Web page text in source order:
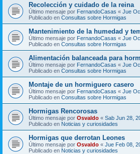
Recolección y cuidado de la reina
Último mensaje por FernandoCasas « Jue
Publicado en Consultas sobre Hormigas
Mantenimiento de la humedad y
Último mensaje por FernandoCasas « Jue
Publicado en Consultas sobre Hormigas
Alimentación balanceada para
Último mensaje por FernandoCasas « Jue
Publicado en Consultas sobre Hormigas
Montaje de un hormiguero casero
Último mensaje por FernandoCasas « Jue
Publicado en Consultas sobre Hormigas
Hormigas Rencorosas
Último mensaje por Osvaldo « Sab Jun 28,
Publicado en Noticias y curiosidades
Hormigas que derrotan Leones
Último mensaje por Osvaldo « Jue Feb 08,
Publicado en Noticias y curiosidades